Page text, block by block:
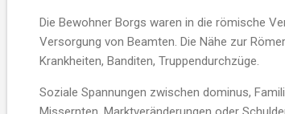
Die Bewohner Borgs waren in die römische
Versorgung von Beamten. Die Nähe zur
Krankheiten, Banditen, Truppendurchzüge.
Soziale Spannungen zwischen dominus,